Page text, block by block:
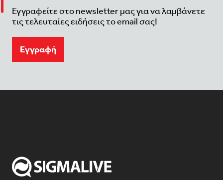
Εγγραφείτε στο newsletter μας για να λαμβάνετε
τις τελευταίες ειδήσεις το email σας!
Eγγραφή